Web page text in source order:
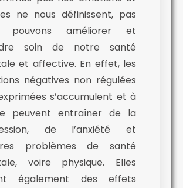
ne nous définissent, pas
pouvons améliorer et
soin de notre santé
et affective. En effet, les
négatives non régulées
s’accumulent et à
peuvent entraîner de la
de l’anxiété et
problèmes de santé
voire physique. Elles
également des effets